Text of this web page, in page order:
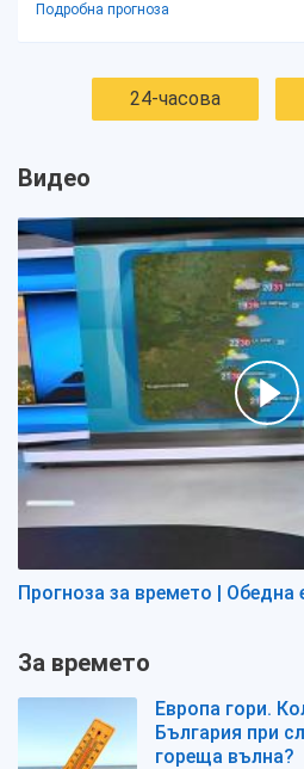
Подробна прогноза
24-часова
Видео
Прогноза за времето | Обедна
За времето
Европа гори.
България при
гореща вълна?